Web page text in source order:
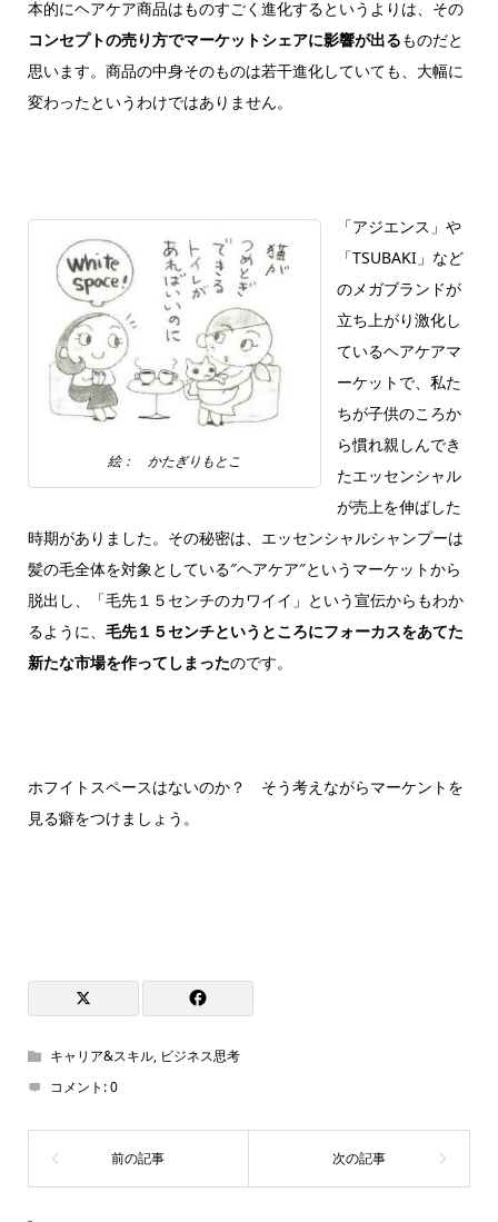
本的にヘアケア商品はものすごく進化するというよりは、その
コンセプトの売り方でマーケットシェアに影響が出るものだと
思います。商品の中身そのものは若干進化していても、大幅に
変わったというわけではありません。
絵： かたぎりもとこ
「アジエンス」や
「TSUBAKI」など
のメガブランドが
立ち上がり激化し
ているヘアケアマ
ーケットで、私た
ちが子供のころか
ら慣れ親しんでき
たエッセンシャル
が売上を伸ばした
時期がありました。その秘密は、エッセンシャルシャンプーは
髪の毛全体を対象としている″ヘアケア″というマーケットから
脱出し、「毛先１５センチのカワイイ」という宣伝からもわか
るように、 毛先１５センチというところにフォーカスをあてた
新たな市場を作ってしまったのです。
ホフイトスペースはないのか？ そう考えながらマーケントを
見る癖をつけましょう。
キャリア&スキル, ビジネス思考
コメント:0